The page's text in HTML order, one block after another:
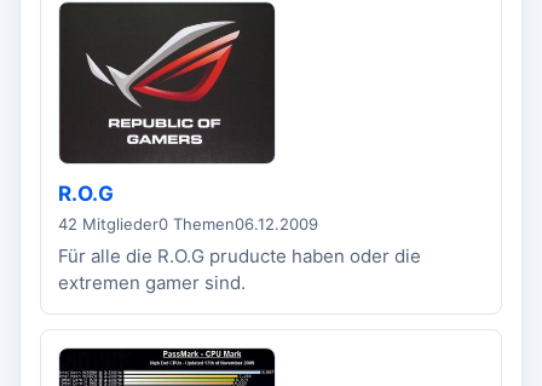
R.O.G
42 Mitglieder0 Themen06.12.2009
Für alle die R.O.G pruducte haben oder die
extremen gamer sind.